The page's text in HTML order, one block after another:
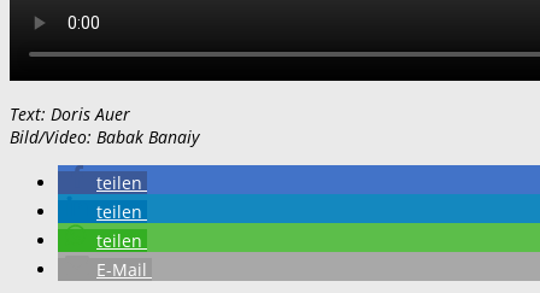
Text: Doris Auer
Bild/Video: Babak Banaiy
teilen
teilen
teilen
E-Mail